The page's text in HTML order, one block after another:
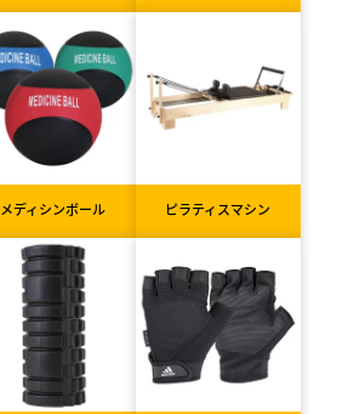
メディシンボール ピラティスマシン